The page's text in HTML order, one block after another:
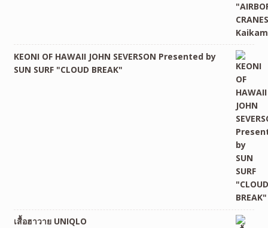
KEONI OF HAWAII JOHN SEVERSON Presented by
SUN SURF "CLOUD BREAK"
เสื้อฮาวาย UNIQLO